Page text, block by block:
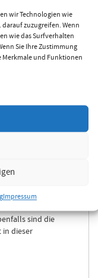
wir Technologien wie
zuzugreifen. Wenn
wie das Surfverhalten
Sie Ihre Zustimmung
und Funktionen
Impressum
welche nur bei
eine vorher
nicht
Baustein,
Heilbehelfe,
sind die
in dieser